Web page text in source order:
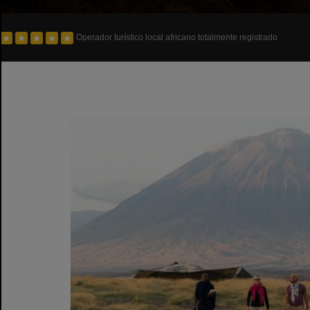
Operador turístico local africano totalmente registrado